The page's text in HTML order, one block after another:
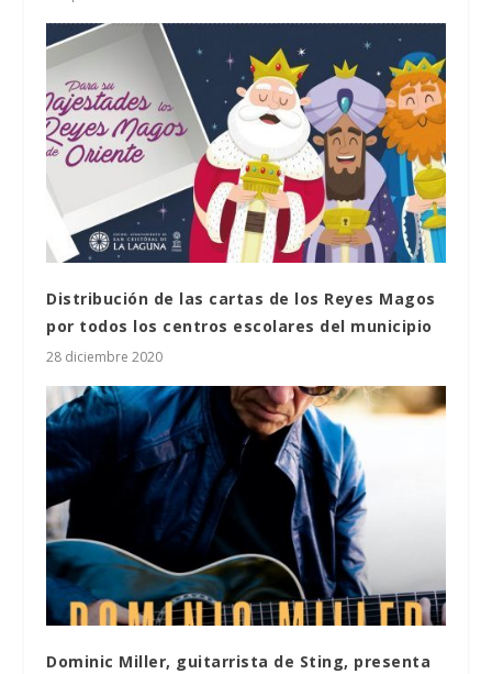
Distribución de las cartas de los Reyes Magos
por todos los centros escolares del municipio
28 diciembre 2020
Dominic Miller, guitarrista de Sting, presenta